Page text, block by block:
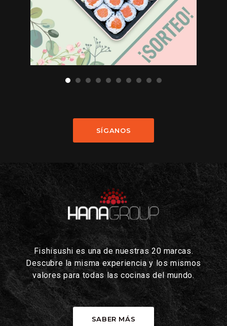
SÍGANOS
Fishisushi es una de nuestras 20 marcas.
Descubre la misma experiencia y los mismos
valores para todas las cocinas del mundo.
SABER MÁS